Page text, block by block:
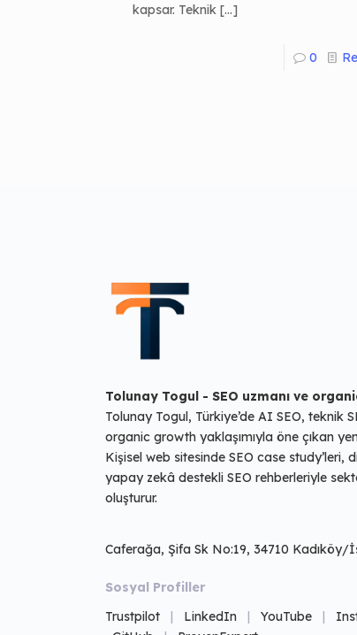
kapsar. Teknik […]
0
Tolunay Togul - SEO uzmanı ve
Tolunay Togul, Türkiye’de AI SEO, teknik
organic growth yaklaşımıyla öne çıkan
Kişisel web sitesinde SEO case study’leri,
yapay zekâ destekli SEO rehberleriyle
oluşturur.
Caferağa, Şifa Sk No:19, 34710 Kadıköy/
Sosyal Profiller
Trustpilot
| LinkedIn | YouTube |